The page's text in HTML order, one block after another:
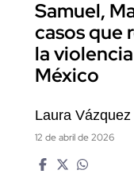
Samuel,
casos que
la
México
Laura Vázquez
12 de abril de 2026